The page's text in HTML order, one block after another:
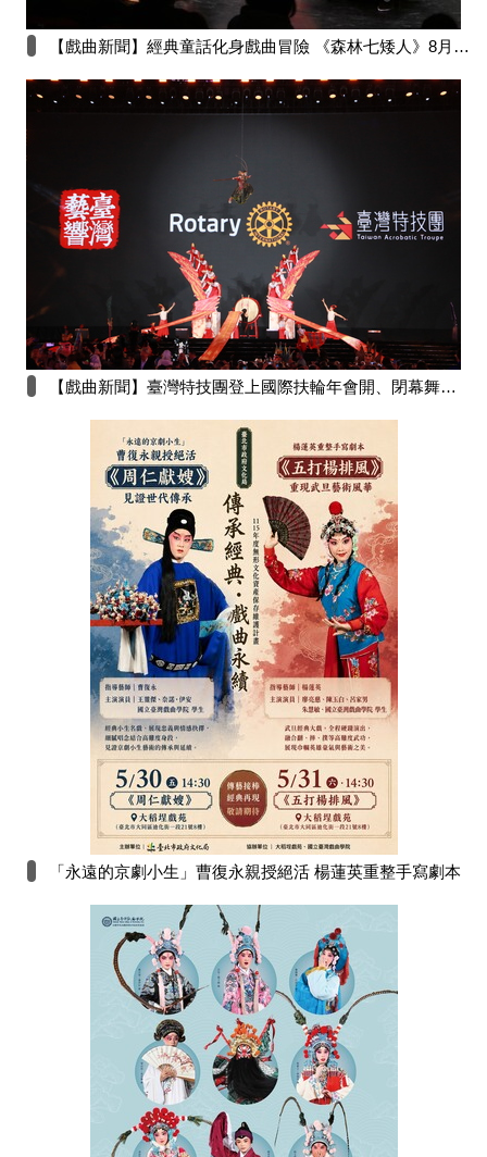
【戲曲新聞】經典童話化身戲曲冒險 《森林七矮人》8月8日澎湖演藝廳歡樂登場
【戲曲新聞】臺灣特技團登上國際扶輪年會開、閉幕舞台 以《聖駕巡遊》與《造浪》向世界展現臺灣文化魅力
「永遠的京劇小生」曹復永親授絕活 楊蓮英重整手寫劇本